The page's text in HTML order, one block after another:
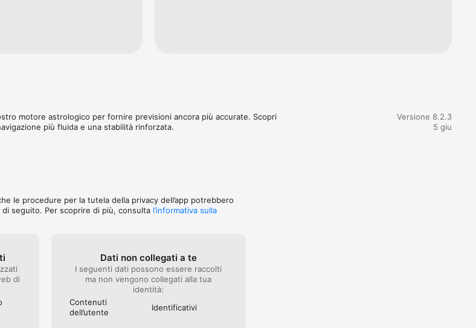
Amo questa app, tutto quello che ha detto finora è così vero
cinque stelle.
motore astrologico per fornire previsioni ancora più accurate. Scopri
più fluida e una stabilità rinforzata.
Versione 8.2.3
5 giu
le procedure per la tutela della privacy dell’app potrebbero
seguito. Per scoprire di più, consulta l’informativa sulla
di
Dati non collegati a te
I seguenti dati possono essere raccolti
ma non vengono collegati alla tua
identità:
Contenuti
dell’utente
Identificativi